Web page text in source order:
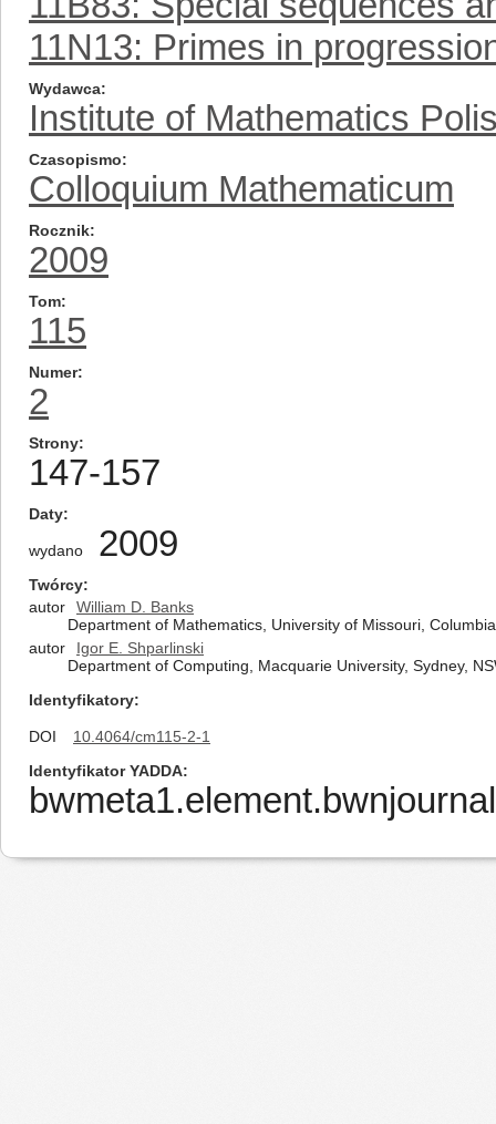
11N13: Primes in
Wydawca
Institute of Mathematics
Czasopismo
Colloquium Mathematicum
Rocznik
2009
Tom
115
Numer
2
Strony
147-157
Daty
wydano 2009
Twórcy
autor
William D. Banks
Department of Mathematics, University of Missouri,
autor
Igor E. Shparlinski
Department of Computing, Macquarie University, Sydney,
Identyfikatory
DOI
10.4064/cm115-2-1
Identyfikator YADDA